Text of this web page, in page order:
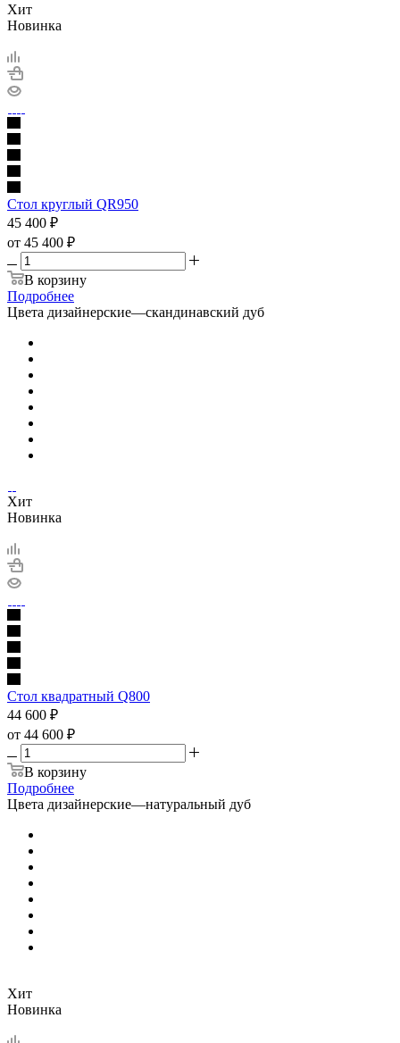
Хит
Новинка
Стол круглый QR950
45 400 ₽
от 45 400 ₽
В корзину
Подробнее
Цвета дизайнерские—скандинавский дуб
Хит
Новинка
Стол квадратный Q800
44 600 ₽
от 44 600 ₽
В корзину
Подробнее
Цвета дизайнерские—натуральный дуб
Хит
Новинка